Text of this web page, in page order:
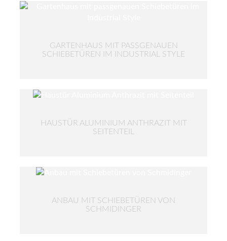
GARTENHAUS MIT PASSGENAUEN
SCHIEBETÜREN IM INDUSTRIAL STYLE
HAUSTÜR ALUMINIUM ANTHRAZIT MIT
SEITENTEIL
ANBAU MIT SCHIEBETÜREN VON
SCHMIDINGER